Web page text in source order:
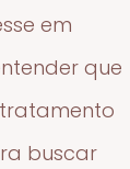
em
que
buscar